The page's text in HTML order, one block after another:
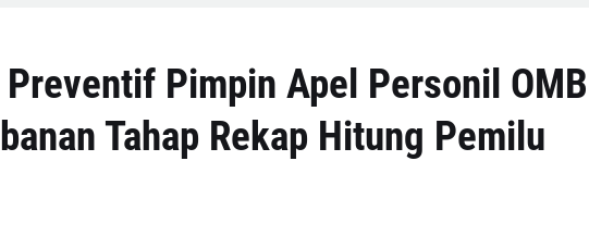
Preventif Pimpin Apel Personil OMB
Tahap Rekap Hitung Pemilu